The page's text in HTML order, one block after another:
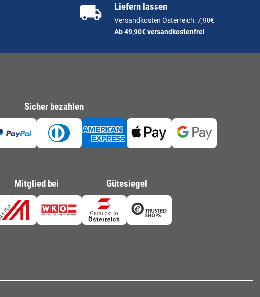
Liefern lassen
Versandkosten Österreich: 7,90€
Ab 49,90€ versandkostenfrei
Sicher bezahlen
Mitglied bei Gütesiegel